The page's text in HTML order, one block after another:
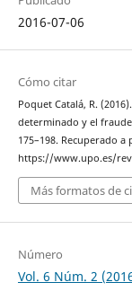
2016-07-06
Cómo citar
Poquet Catalá, R.
determinado y el
175–198. Recuperado a
https://www.upo.es/
Más formatos de
Número
Vol. 6 Núm. 2